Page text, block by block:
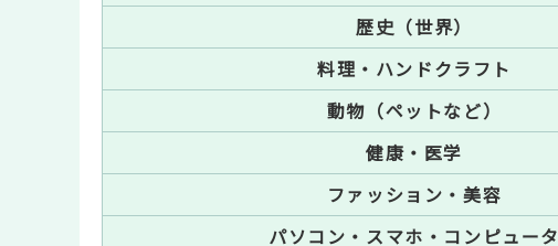
歴史（世界）
料理・ハンドクラフト
動物（ペットなど）
健康・医学
ファッション・美容
パソコン・スマホ・コンピュータ